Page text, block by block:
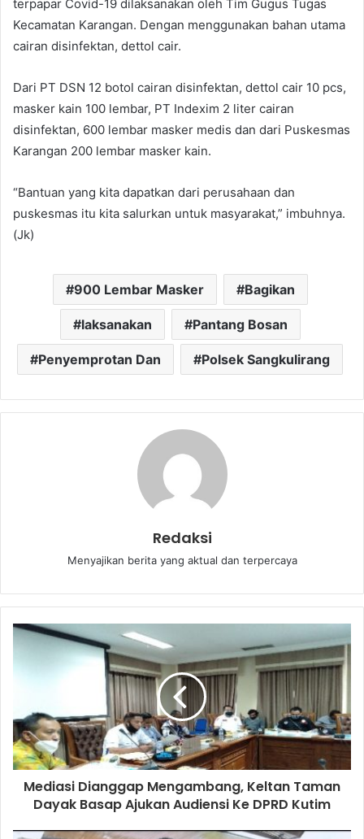
terpapar Covid-19 dilaksanakan oleh Tim Gugus Tugas
Kecamatan Karangan. Dengan menggunakan bahan utama
cairan disinfektan, dettol cair.
Dari PT DSN 12 botol cairan disinfektan, dettol cair 10 pcs,
masker kain 100 lembar, PT Indexim 2 liter cairan
disinfektan, 600 lembar masker medis dan dari Puskesmas
Karangan 200 lembar masker kain.
“Bantuan yang kita dapatkan dari perusahaan dan
puskesmas itu kita salurkan untuk masyarakat,” imbuhnya.
(Jk)
900 Lembar Masker Bagikan
laksanakan Pantang Bosan
Penyemprotan Dan Polsek Sangkulirang
Redaksi
Menyajikan berita yang aktual dan terpercaya
Mediasi Dianggap Mengambang, Keltan Taman
Dayak Basap Ajukan Audiensi Ke DPRD Kutim